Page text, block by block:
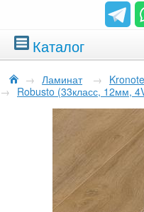
Каталог
→ Ламинат →
→ Robusto (33класс, 12мм,